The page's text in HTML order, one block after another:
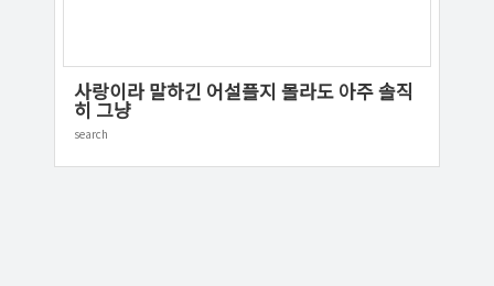
사랑이라 말하긴 어설플지 몰라도 아주 솔직
히 그냥